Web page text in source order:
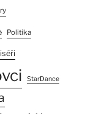
Politika
StarDance